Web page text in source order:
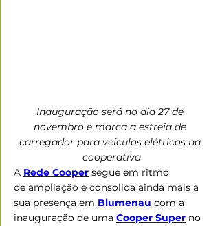
Inauguração será no dia 27 de
novembro e marca a estreia de
carregador para veículos elétricos na
cooperativa
A Rede Cooper segue em ritmo
de ampliação e consolida ainda mais a
sua presença em Blumenau com a
inauguração de uma Cooper Super no